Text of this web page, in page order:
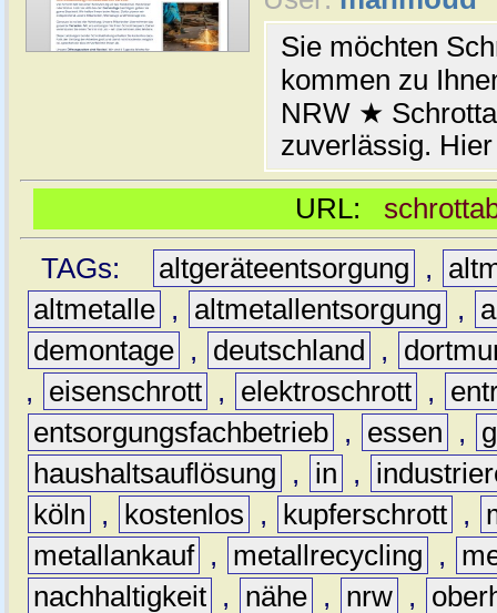
Sie möchten
kommen zu
NRW ★
zuverlässig.
URL:
TAGs:
altgeräteentsorgung ,
altmetalle , altmetallentsorgung ,
demontage , deutschland ,
,
eisenschrott , elektroschrott ,
entsorgungsfachbetrieb , essen ,
haushaltsauflösung
, in ,
köln
, kostenlos , kupferschrott ,
metallankauf , metallrecycling ,
nachhaltigkeit , nähe , nrw ,